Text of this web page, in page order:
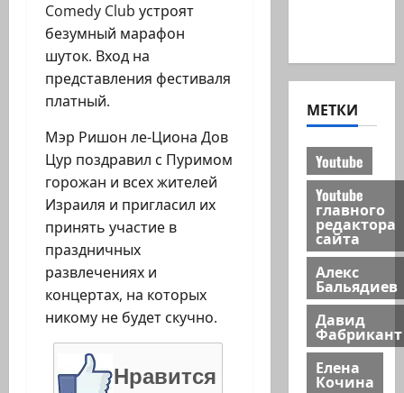
Comedy Club устроят
безумный марафон
шуток. Вход на
представления фестиваля
платный.
Мэр Ришон ле-Циона Дов
Цур поздравил с Пуримом
горожан и всех жителей
Израиля и пригласил их
принять участие в
праздничных
развлечениях и
концертах, на которых
никому не будет скучно.
Нравится
МЕТКИ
Youtube
Youtube
главного
редактора
сайта
Алекс
Бальядиев
Давид
Фабрикант
Елена
Кочина